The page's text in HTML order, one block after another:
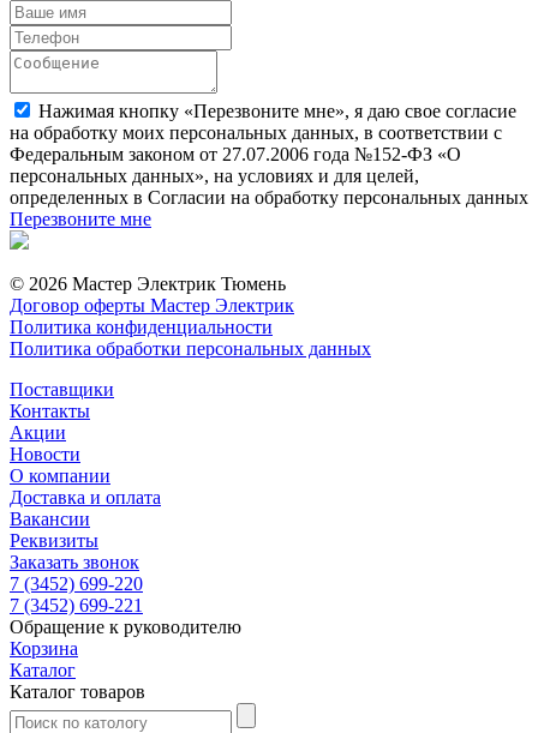
Нажимая кнопку «Перезвоните мне», я даю свое согласие
на обработку моих персональных данных, в соответствии с
Федеральным законом от 27.07.2006 года №152-ФЗ «О
персональных данных», на условиях и для целей,
определенных в Согласии на обработку персональных данных
Перезвоните мне
© 2026 Мастер Электрик Тюмень
Договор оферты Мастер Электрик
Политика конфиденциальности
Политика обработки персональных данных
Поставщики
Контакты
Акции
Новости
О компании
Доставка и оплата
Вакансии
Реквизиты
Заказать звонок
7 (3452) 699-220
7 (3452) 699-221
Обращение к руководителю
Корзина
Каталог
Каталог товаров